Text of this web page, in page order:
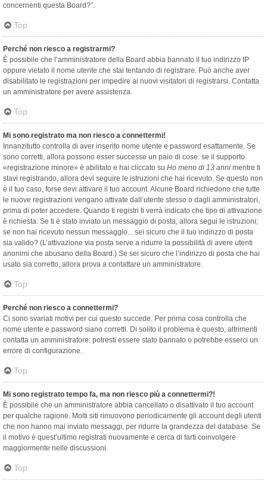
concernenti questa Board?”.
Top
Perché non riesco a registrarmi?
È possibile che l’amministratore della Board abbia bannato il tuo indirizzo IP
oppure vietato il nome utente che stai tentando di registrare. Può anche aver
disabilitato le registrazioni per impedire ai nuovi visitatori di registrarsi. Contatta
un amministratore per avere assistenza.
Top
Mi sono registrato ma non riesco a connettermi!
Innanzitutto controlla di aver inserito nome utente e password esattamente. Se
sono corretti, allora possono esser successe un paio di cose: se il supporto
«registrazione minore» è abilitato e hai cliccato su Ho meno di 13 anni mentre ti
stavi registrando, allora devi seguire le istruzioni che hai ricevuto. Se questo non
è il tuo caso, forse devi attivare il tuo account. Alcune Board richiedono che tutte
le nuove registrazioni vengano attivate dall’utente stesso o dagli amministratori,
prima di poter accedere. Quando ti registri ti verrà indicato che tipo di attivazione
è richiesta. Se ti è stato inviato un messaggio di posta, allora segui le istruzioni;
se non hai ricevuto nessun messaggio... sei sicuro che il tuo indirizzo di posta
sia valido? (L’attivazione via posta serve a ridurre la possibilità di avere utenti
anonimi che abusano della Board.) Se sei sicuro che l’indirizzo di posta che hai
usato sia corretto, allora prova a contattare un amministratore.
Top
Perché non riesco a connettermi?
Ci sono svariati motivi per cui questo succede. Per prima cosa controlla che
nome utente e password siano corretti. Di solito il problema è questo, altrimenti
contatta un amministratore: potresti essere stato bannato o potrebbe esserci un
errore di configurazione.
Top
Mi sono registrato tempo fa, ma non riesco più a connettermi?!
È possibile che un amministratore abbia cancellato o disattivato il tuo account
per qualche ragione. Molti siti rimuovono periodicamente gli account degli utenti
che non hanno mai inviato messaggi, per ridurre la grandezza del database. Se
il motivo è quest’ultimo registrati nuovamente e cerca di farti coinvolgere
maggiormente nelle discussioni.
Top